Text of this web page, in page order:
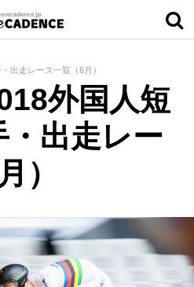
出走レース一覧（6月）
外国人短
出走レー
）